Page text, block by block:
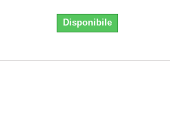
Disponibile